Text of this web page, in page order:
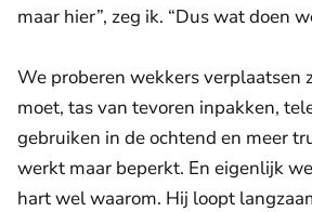
maar hier”, zeg ik. “Dus wat doen
We proberen wekkers verplaatsen
moet, tas van tevoren inpakken,
gebruiken in de ochtend en meer
werkt maar beperkt. En eigenlijk
hart wel waarom. Hij loopt